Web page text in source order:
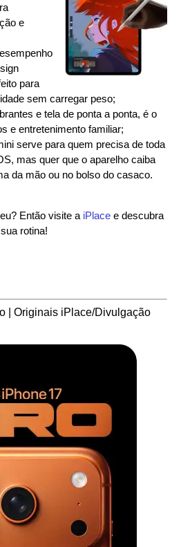
e
para
sem carregar peso;
e tela de ponta a ponta, é o
e entretenimento familiar;
serve para quem precisa de toda
mas quer que o aparelho caiba
da mão ou no bolso do casaco.
Então visite a iPlace e descubra
rotina!
| Originais iPlace/Divulgação